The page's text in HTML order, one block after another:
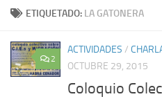
ETIQUETADO: LA GATONERA
2
ACTIVIDADES /
OCTUBRE 29, 2015
Coloquio